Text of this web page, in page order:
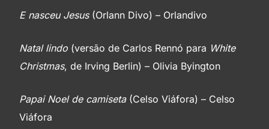
Noite de paz
É Natal
E nasceu Jesus (Orlann Divo) – Orlandivo
Natal lindo (versão de Carlos Rennó para White
Christmas, de Irving Berlin) – Olivia Byington
Papai Noel de camiseta(Celso Viáfora) – Celso
Viáfora